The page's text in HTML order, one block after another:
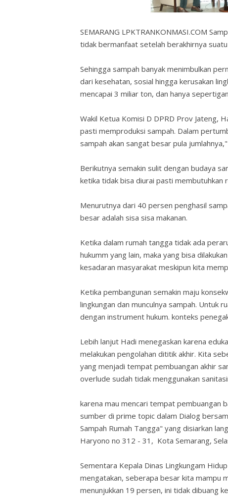
SEMARANG LPKTRANKONMASI.COM
tidak bermanfaat setelah berakhirnya
Sehingga sampah banyak menimbulkan
dari kesehatan, sosial hingga kerusakan
mencapai 3 miliar ton, dan hanya
Wakil Ketua Komisi D DPRD Prov Jateng,
pasti memproduksi sampah. Dalam
sampah akan sangat besar pula
Berikutnya semakin sulit dengan budaya
ketika tidak bisa diurai pasti
Menurutnya dari 40 persen penghasil
besar adalah sisa sisa makanan.
Ketika dalam rumah tangga tidak ada
hukumm yang lain, maka yang bisa
kesadaran masyarakat meskipun kita
Ketika pembangunan semakin maju
lingkungan dan munculnya sampah. Untuk
dengan instrument hukum. konteks
Lebih lanjut Hadi menegaskan karena
melakukan pengolahan dititik akhir. Kita
yang menjadi tempat pembuangan akhir
overlude sudah tidak menggunakan
karena mau mencari tempat pembuangan
sumber di prime topic dalam Dialog
Sampah Rumah Tangga" yang disiarkan
Haryono no 312 - 31, Kota Semarang,
Sementara Kepala Dinas Lingkungam
mengatakan, seberapa besar kita mampu
menunjukkan 19 persen, ini tidak dibuang